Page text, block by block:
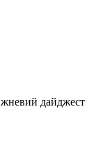
дайджест